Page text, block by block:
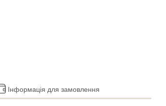
Інформація для замовлення